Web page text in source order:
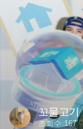
꼬물고기
조회수 167